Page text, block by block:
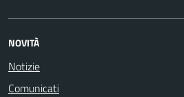
NOVITÀ
Notizie
Comunicati